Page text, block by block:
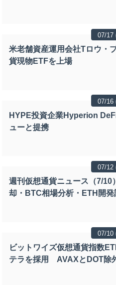
07/17
米老舗資産運用会社Tロウ・
貨現物ETFを上場
07/16
HYPE投資企業Hyperion
ューと提携
07/12
週刊仮想通貨ニュース（7/
却・BTC相場分析・ETH開
07/10
ビットワイズ仮想通貨指数
テラを採用 AVAXとDOT除